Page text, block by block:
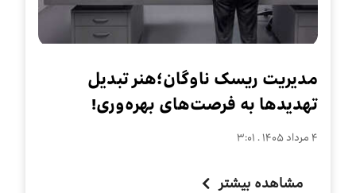
مدیریت ریسک ناوگان؛هنر تبدیل
تهدیدها به فرصت‌های بهره‌وری!
۴ مرداد ۱۴۰۵ . ۳:۰۱
مشاهده بیشتر